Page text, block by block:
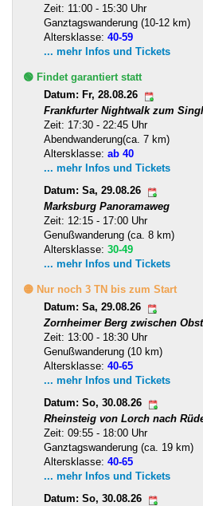
Zeit: 11:00 - 15:30 Uhr
Ganztagswanderung (10-12 km)
Altersklasse: 40-59
... mehr Infos und Tickets
🟢 Findet garantiert statt
Datum: Fr, 28.08.26
Frankfurter Nightwalk zum
Zeit: 17:30 - 22:45 Uhr
Abendwanderung(ca. 7 km)
Altersklasse: ab 40
... mehr Infos und Tickets
Datum: Sa, 29.08.26
Marksburg Panoramaweg
Zeit: 12:15 - 17:00 Uhr
Genußwanderung (ca. 8 km)
Altersklasse: 30-49
... mehr Infos und Tickets
🟡 Nur noch 3 TN bis zum Start
Datum: Sa, 29.08.26
Zornheimer Berg zwischen
Zeit: 13:00 - 18:30 Uhr
Genußwanderung (10 km)
Altersklasse: 40-65
... mehr Infos und Tickets
Datum: So, 30.08.26
Rheinsteig von Lorch nach
Zeit: 09:55 - 18:00 Uhr
Ganztagswanderung (ca. 19 km)
Altersklasse: 40-65
... mehr Infos und Tickets
Datum: So, 30.08.26